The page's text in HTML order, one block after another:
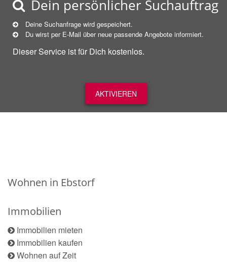
Dein persönlicher Suchauftrag
Deine Suchanfrage wird gespeichert.
Du wirst per E-Mail über neue passende Angebote informiert.
Dieser Service ist für Dich kostenlos.
AKTIVIEREN
Wohnen in Ebstorf
Immobilien
Immobilien mieten
Immobilien kaufen
Wohnen auf Zeit